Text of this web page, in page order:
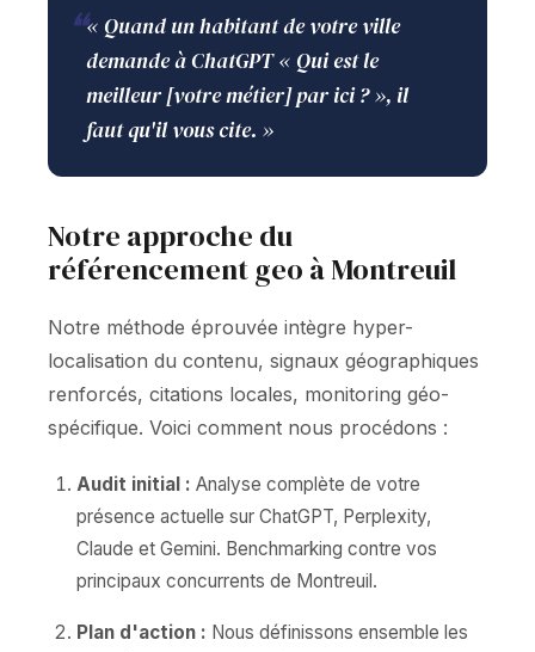
❝« Quand un habitant de votre ville
demande à ChatGPT « Qui est le
meilleur [votre métier] par ici ? », il
faut qu'il vous cite. »
Notre approche du
référencement geo à Montreuil
Notre méthode éprouvée intègre hyper-
localisation du contenu, signaux géographiques
renforcés, citations locales, monitoring géo-
spécifique. Voici comment nous procédons :
Audit initial : Analyse complète de votre
présence actuelle sur ChatGPT, Perplexity,
Claude et Gemini. Benchmarking contre vos
principaux concurrents de Montreuil.
Plan d'action : Nous définissons ensemble les